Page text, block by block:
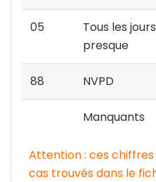
05
Tous les
presque
88 NVPD
Manquants
Attention : ces
cas trouvés dans le